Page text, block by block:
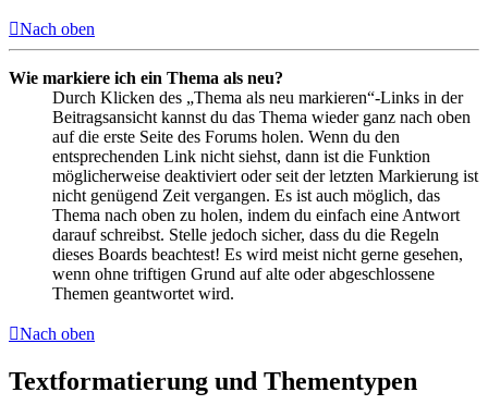
Nach oben
Wie markiere ich ein Thema als neu?
Durch Klicken des „Thema als neu markieren“-Links in der
Beitragsansicht kannst du das Thema wieder ganz nach oben
auf die erste Seite des Forums holen. Wenn du den
entsprechenden Link nicht siehst, dann ist die Funktion
möglicherweise deaktiviert oder seit der letzten Markierung ist
nicht genügend Zeit vergangen. Es ist auch möglich, das
Thema nach oben zu holen, indem du einfach eine Antwort
darauf schreibst. Stelle jedoch sicher, dass du die Regeln
dieses Boards beachtest! Es wird meist nicht gerne gesehen,
wenn ohne triftigen Grund auf alte oder abgeschlossene
Themen geantwortet wird.
Nach oben
Textformatierung und Thementypen